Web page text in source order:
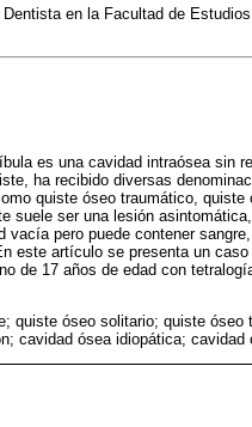
en la Facultad de
es una cavidad intraósea sin
ha recibido diversas
quiste óseo traumático, quiste
suele ser una lesión
vacía pero puede contener
este artículo se presenta un
de 17 años de edad con
quiste óseo solitario; quiste
cavidad ósea idiopática; cavidad